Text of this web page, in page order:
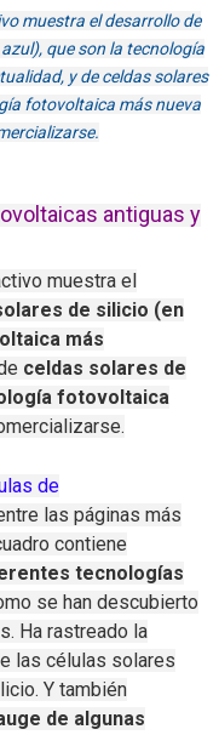
muestra el desarrollo de
que son la tecnología
y de celdas solares
fotovoltaica más nueva
antiguas y
muestra el
de silicio (en
más
celdas solares de
fotovoltaica
de
las páginas más
contiene
tecnologías
se han descubierto
Ha rastreado la
las células solares
Y también
de algunas